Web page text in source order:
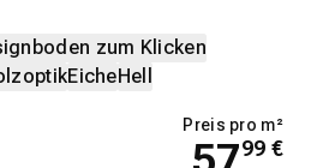
zum Klicken
EicheHell
Preis pro m²
99 €